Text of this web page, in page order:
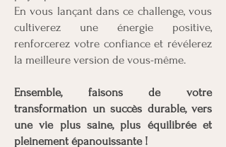
En vous lançant dans ce challenge, vous
cultiverez une énergie positive,
renforcerez votre confiance et révélerez
la meilleure version de vous-même.
Ensemble, faisons de votre
transformation un succès durable, vers
une vie plus saine, plus équilibrée et
pleinement épanouissante !